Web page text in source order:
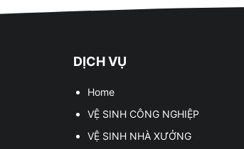
0968.444.844 Dịch vụ vệ sinh công
DỊCH VỤ
Home
VỆ SINH CÔNG NGHIỆP
VỆ SINH NHÀ XƯỞNG